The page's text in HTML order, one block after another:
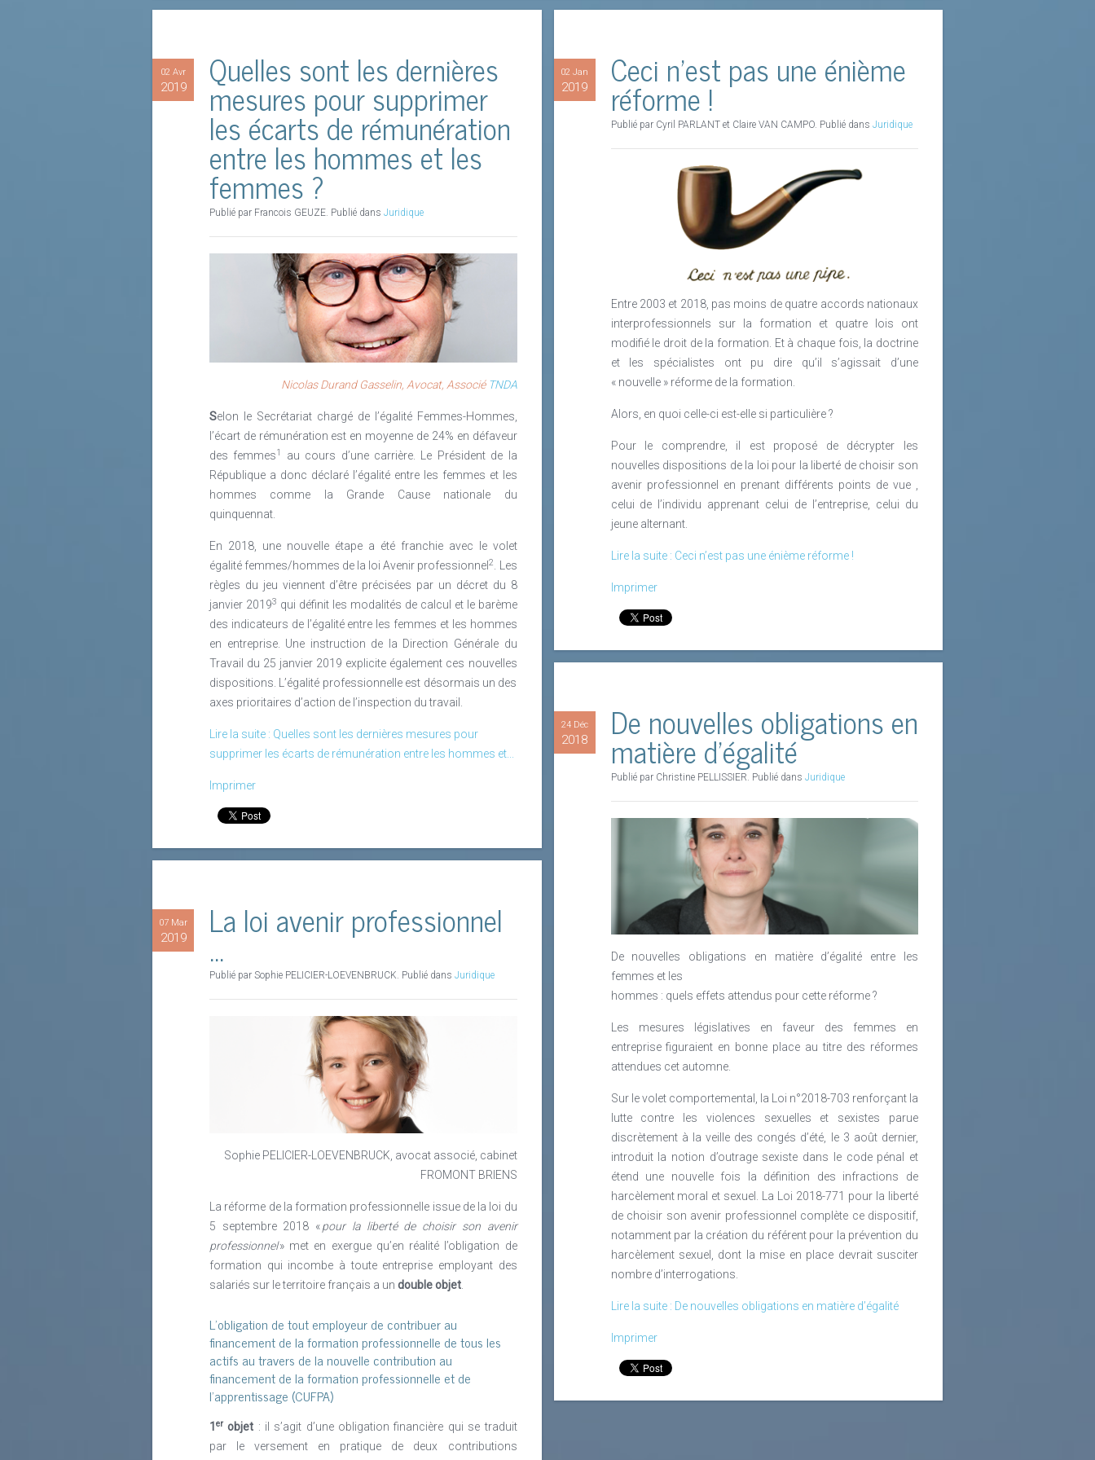
02 Avr
2019 Quelles sont les dernières
mesures pour supprimer
les écarts de rémunération
entre les hommes et les
femmes ?
Publié par Francois GEUZE. Publié dans Juridique
Nicolas Durand Gasselin, Avocat, Associé TNDA
Selon le Secrétariat chargé de l’égalité Femmes-Hommes,
l’écart de rémunération est en moyenne de 24% en défaveur
des femmes1 au cours d’une carrière. Le Président de la
République a donc déclaré l’égalité entre les femmes et les
hommes comme la Grande Cause nationale du
quinquennat.
En 2018, une nouvelle étape a été franchie avec le volet
égalité femmes/hommes de la loi Avenir professionnel2. Les
règles du jeu viennent d’être précisées par un décret du 8
janvier 20193 qui définit les modalités de calcul et le barème
des indicateurs de l’égalité entre les femmes et les hommes
en entreprise. Une instruction de la Direction Générale du
Travail du 25 janvier 2019 explicite également ces nouvelles
dispositions. L’égalité professionnelle est désormais un des
axes prioritaires d’action de l’inspection du travail.
Lire la suite : Quelles sont les dernières mesures pour
supprimer les écarts de rémunération entre les hommes et...
Imprimer
07 Mar
2019 La loi avenir professionnel
...
Publié par Sophie PELICIER-LOEVENBRUCK. Publié dans Juridique
Sophie PELICIER-LOEVENBRUCK, avocat associé, cabinet
FROMONT BRIENS
La réforme de la formation professionnelle issue de la loi du
5 septembre 2018 «pour la liberté de choisir son avenir
professionnel» met en exergue qu’en réalité l’obligation de
formation qui incombe à toute entreprise employant des
salariés sur le territoire français a un double objet
L’obligation de tout employeur de contribuer au
financement de la formation professionnelle de tous les
actifs au travers de la nouvelle contribution au
financement de la formation professionnelle et de
l’apprentissage (CUFPA)
1 erobjet : il s’agit d’une obligation financière qui se traduit
par le versement en pratique de deux contributions
02 Jan
2019 Ceci n’est pas une énième
réforme !
Publié par Cyril PARLANT et Claire VAN CAMPO. Publié dans Juridique
Entre 2003 et 2018, pas moins de quatre accords nationaux
interprofessionnels sur la formation et quatre lois ont
modifié le droit de la formation. Et à chaque fois, la doctrine
et les spécialistes ont pu dire qu’il s’agissait d’une
« nouvelle » réforme de la formation.
Alors, en quoi celle-ci est-elle si particulière ?
Pour le comprendre, il est proposé de décrypter les
nouvelles dispositions de la loi pour la liberté de choisir son
avenir professionnel en prenant différents points de vue ,
celui de l’individu apprenant celui de l’entreprise, celui du
jeune alternant.
Lire la suite : Ceci n’est pas une énième réforme !
Imprimer
24 Déc
2018 De nouvelles obligations en
matière d’égalité
Publié par Christine PELLISSIER. Publié dans Juridique
De nouvelles obligations en matière d’égalité entre les
femmes et les
hommes : quels effets attendus pour cette réforme ?
Les mesures législatives en faveur des femmes en
entreprise figuraient en bonne place au titre des réformes
attendues cet automne.
Sur le volet comportemental, la Loi n°2018-703 renforçant la
lutte contre les violences sexuelles et sexistes parue
discrètement à la veille des congés d’été, le 3 août dernier,
introduit la notion d’outrage sexiste dans le code pénal et
étend une nouvelle fois la définition des infractions de
harcèlement moral et sexuel. La Loi 2018-771 pour la liberté
de choisir son avenir professionnel complète ce dispositif,
notamment par la création du référent pour la prévention du
harcèlement sexuel, dont la mise en place devrait susciter
nombre d’interrogations.
Lire la suite : De nouvelles obligations en matière d’égalité
Imprimer